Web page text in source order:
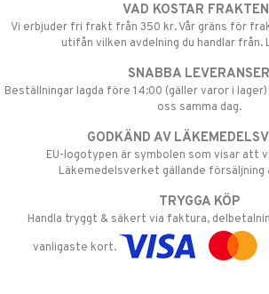
VAD KOSTAR
Vi erbjuder fri frakt från 350 kr. Vår gräns för
utifån vilken avdelning du handlar från.
SNABBA LEVERANSER
Beställningar lagda före 14:00 (gäller varor i
oss samma dag.
GODKÄND AV
EU-logotypen är symbolen som visar att
Läkemedelsverket gällande försäljning
TRYGGA KÖP
Handla tryggt & säkert via faktura,
vanligaste kort.